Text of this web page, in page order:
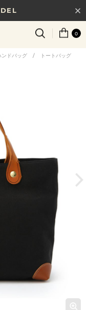
上で送料無料
いギフトガイド
0
ンドバッグ / トートバッグ